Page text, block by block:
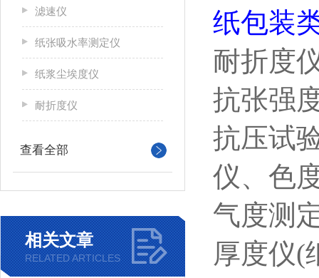
滤速仪
纸张吸水率测定仪
纸浆尘埃度仪
耐折度仪
查看全部
相关文章
RELATED ARTICLES
纸包装
耐折度
抗张强
抗压试
仪、色
气度测
厚度仪(